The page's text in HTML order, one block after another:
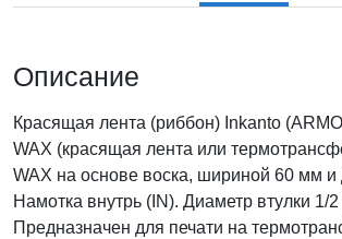
Описание
Красящая лента (риббон) Inkanto
WAX (красящая лента или
WAX на основе воска, шириной 60 мм и
Намотка внутрь (IN). Диаметр втулки 1/
Предназначен для печати на